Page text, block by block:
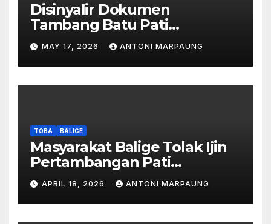
Disinyalir Dokumen
Tambang Batu Pati
Simanjuntak Palsu – Jerry
Manurung : Tambang Tidak
Berada Di DTA – Frengki
Pardede : Kami Tidak Miliki
Dipalsukan
MAY 17, 2026 ANTONI MARPAUNG
TOBA BALIGE
Masyarakat Balige Tolak Ijin
Pertambangan Pati
Simanjuntak – btc Akan
Investigasi Proses Perijinan
APRIL 18, 2026 ANTONI MARPAUNG